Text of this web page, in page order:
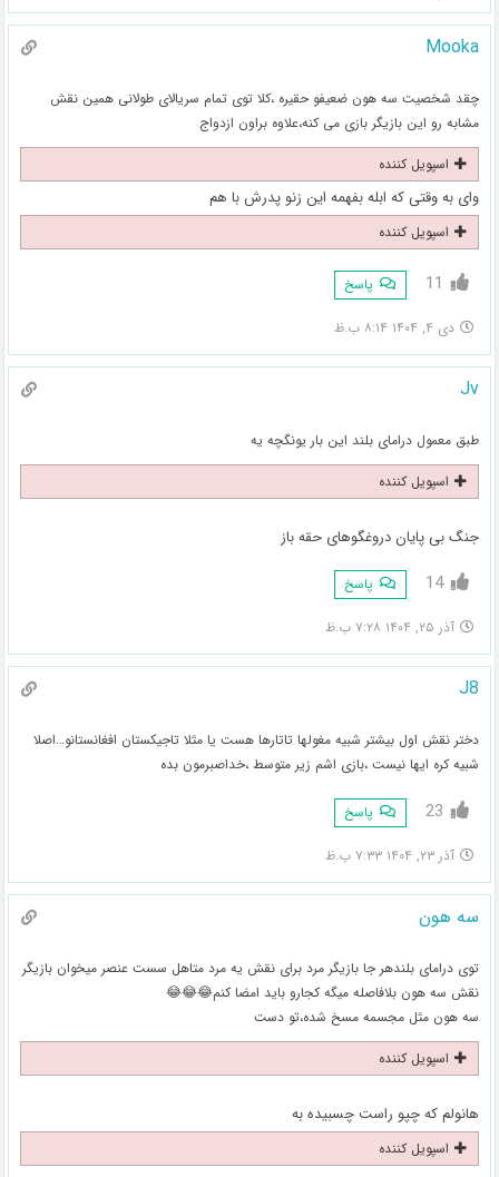
Mooka
چقد شخصیت سه هون ضعیفو حقیره ،کلا توی تمام سریالای طولانی همین نقش
مشابه رو این بازیگر بازی می کنه،علاوه براون ازدواج
اسپویل کننده
وای به وقتی که ابله بفهمه این زنو پدرش با هم
اسپویل کننده
11 پاسخ
دی ۴, ۱۴۰۴ ۸:۱۴ ب.ظ
Jv
طبق معمول درامای بلند این بار یونگچه یه
اسپویل کننده
جنگ بی پایان دروغگوهای حقه باز
14 پاسخ
آذر ۲۵, ۱۴۰۴ ۷:۲۸ ب.ظ
J8
دختر نقش اول بیشتر شبیه مغولها تاتارها هست یا مثلا تاجیکستان افغانستانو…اصلا
شبیه کره ایها نیست ،بازی اشم زیر متوسط ،خداصبرمون بده
23 پاسخ
آذر ۲۳, ۱۴۰۴ ۷:۳۳ ب.ظ
سه هون
توی درامای بلندهر جا بازیگر مرد برای نقش یه مرد متاهل سست عنصر میخوان بازیگر
نقش سه هون بلافاصله میگه کجارو باید امضا کنم😂😂😂
سه هون مثل مجسمه مسخ شده،تو دست
اسپویل کننده
هانولم که چپو راست چسبیده به
اسپویل کننده